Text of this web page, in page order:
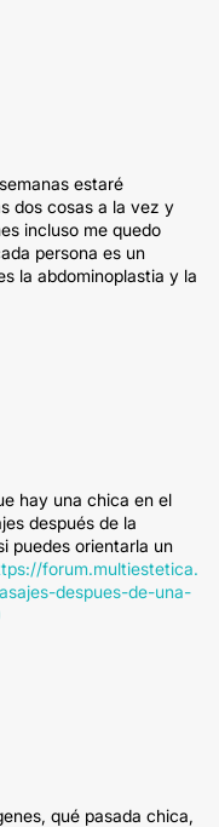
estaré
dos cosas a la vez y
incluso me quedo
persona es un
la abdominoplastia y la
hay una chica en el
después de la
puedes orientarla un
forum.multiestetica.
despues-de-una-
qué pasada chica,